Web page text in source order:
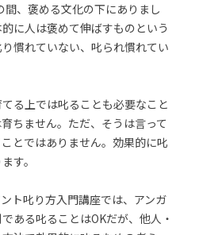
、褒める文化の下にありまし
に人は褒めて伸ばすものという
慣れていない、叱られ慣れてい
る上では叱ることも必要なこと
ちません。ただ、そうは言って
とではありません。効果的に叱
す。
ト叱り方入門講座では、アンガ
ある叱ることはOKだが、他人・